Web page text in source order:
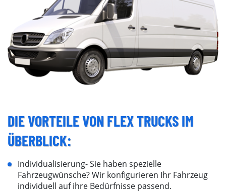
DIE VORTEILE VON FLEX TRUCKS IM
ÜBERBLICK:
Individualisierung- Sie haben spezielle
Fahrzeugwünsche? Wir konfigurieren Ihr Fahrzeug
individuell auf ihre Bedürfnisse passend.